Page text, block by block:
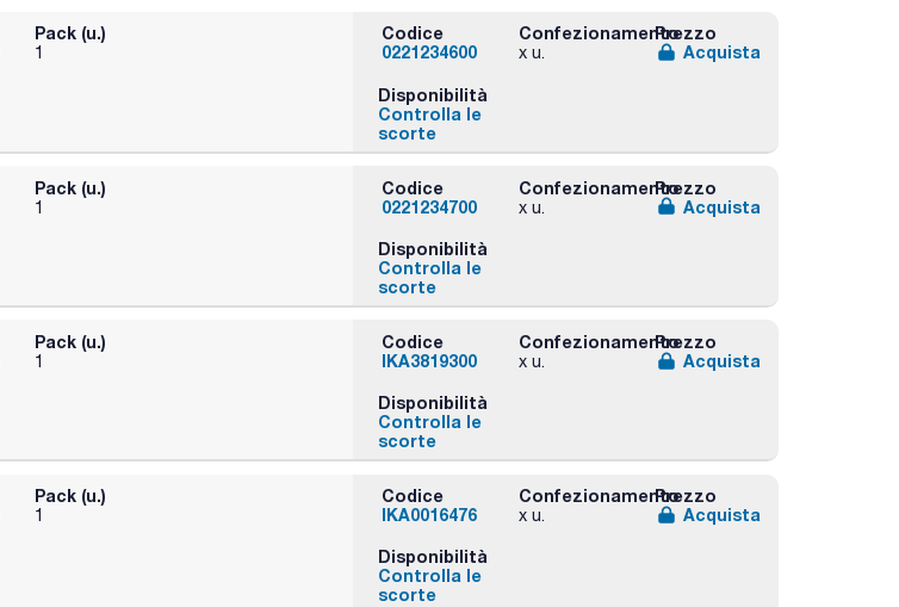
Pack (u.)
1
Codice
0221234600
Confezionamento
x u.
Prezzo
Acquista
Disponibilità
Controlla le
scorte
Pack (u.)
1
Codice
0221234700
Confezionamento
x u.
Prezzo
Acquista
Disponibilità
Controlla le
scorte
Pack (u.)
1
Codice
IKA3819300
Confezionamento
x u.
Prezzo
Acquista
Disponibilità
Controlla le
scorte
Pack (u.)
1
Codice
IKA0016476
Confezionamento
x u.
Prezzo
Acquista
Disponibilità
Controlla le
scorte